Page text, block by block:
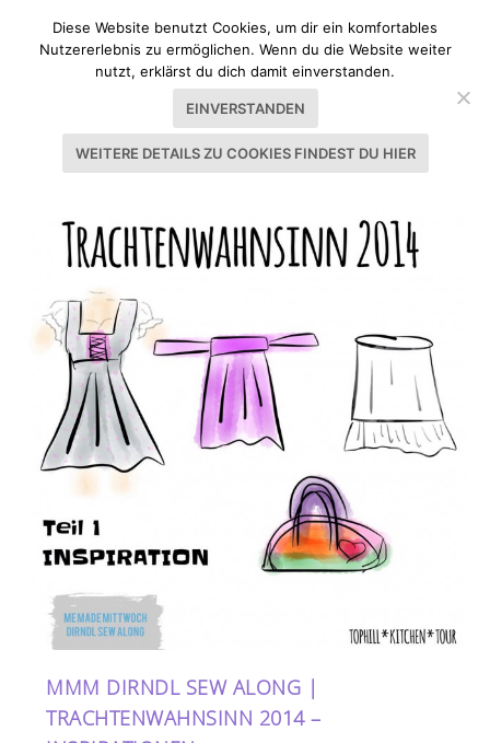
SCHLAGWORT:TRACHTEN
MMM DIRNDL SEW ALONG |
TRACHTENWAHNSINN 2014 –
Diese Website benutzt Cookies, um dir ein komfortables
Nutzererlebnis zu ermöglichen. Wenn du die Website weiter
nutzt, erklärst du dich damit einverstanden.
EINVERSTANDEN
WEITERE DETAILS ZU COOKIES FINDEST DU HIER